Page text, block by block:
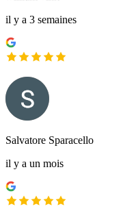
il y a 3 semaines
Salvatore Sparacello
il y a un mois